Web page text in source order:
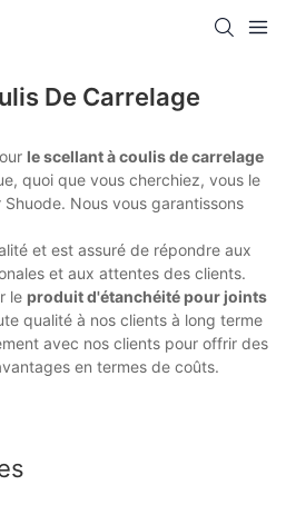
De Carrelage
le scellant à coulis de carrelage
quoi que vous cherchiez, vous le
Nous vous garantissons
et est assuré de répondre aux
et aux attentes des clients.
le produit d'étanchéité pour joints
qualité à nos clients à long terme
avec nos clients pour offrir des
en termes de coûts.